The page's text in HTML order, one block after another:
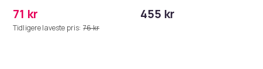
71 kr
Tidligere laveste pris: 76 kr
455 kr